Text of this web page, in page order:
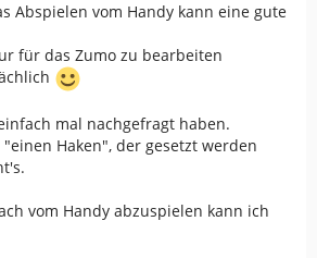
Abspielen vom Handy kann eine gute
für das Zumo zu bearbeiten
mal nachgefragt haben.
Haken", der gesetzt werden
vom Handy abzuspielen kann ich